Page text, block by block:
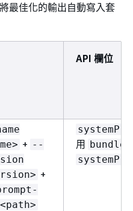
最佳化的輸出自動寫入套
API 欄位
+ --
+
用